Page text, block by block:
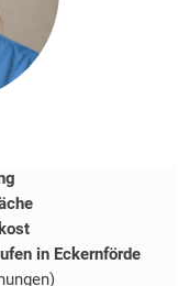
in Eckernförde